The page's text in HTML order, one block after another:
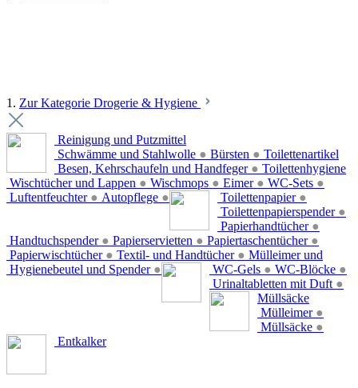
1. Zur Kategorie Drogerie & Hygiene
Reinigung und Putzmittel
Schwämme und Stahlwolle ● Bürsten ●
Besen, Kehrschaufeln und Handfeger ●
Wischtücher und Lappen ● Wischmops ● Eimer ● WC-Sets ●
Luftentfeuchter ● Autopflege ●
Toilettenartikel
Toilettenpapier ●
Toilettenpapierspender ●
Papierhandtücher ●
Handtuchspender ● Papierservietten ● Papiertaschentücher ●
Papierwischtücher ● Textil- und Handtücher ●
Hygienebeutel und Spender ●
Toilettenhygiene
WC-Gels ● WC-Blöcke ●
Urinaltabletten mit Duft ●
Mülleimer und
Müllsäcke
Mülleimer ●
Müllsäcke ●
Entkalker